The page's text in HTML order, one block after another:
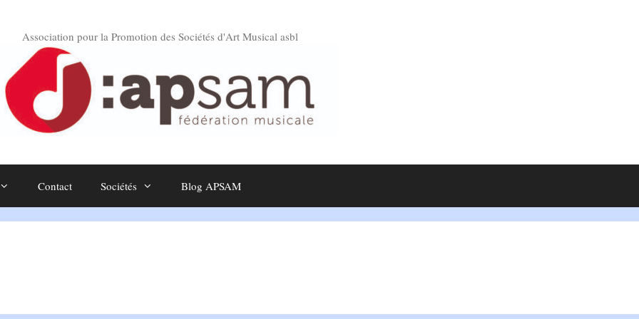
Association pour la Promotion des Sociétés d'Art Musical asbl
Contact Sociétés Blog APSAM